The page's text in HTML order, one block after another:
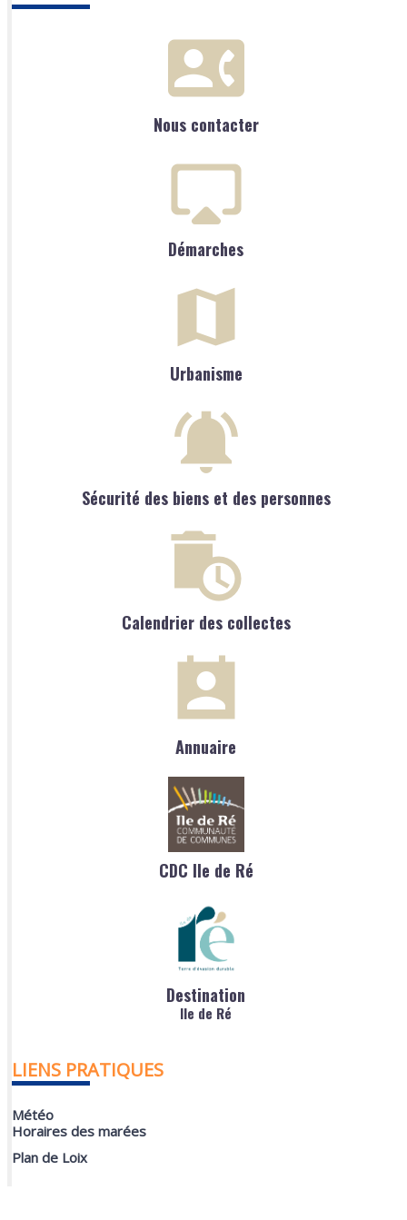
Nous contacter
Démarches
Urbanisme
Sécurité des biens et des personnes
Calendrier des collectes
Annuaire
CDC Ile de Ré
Destination
Ile de Ré
LIENS PRATIQUES
Météo
Horaires des marées
Plan de Loix